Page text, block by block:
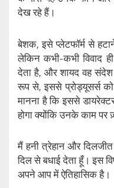
देख रहे हैं।
बेशक, इसे प्लेटफॉर्म से
लेकिन कभी-कभी विवाद
देता है, और शायद वह
रूप से, इससे प्रोड्यूसर्स
मानना ​​है कि इससे
होगा क्योंकि उनके काम पर
मैं हनी त्रेहान और
दिल से बधाई देता हूँ। इस
अपने आप में ऐतिहासिक है।